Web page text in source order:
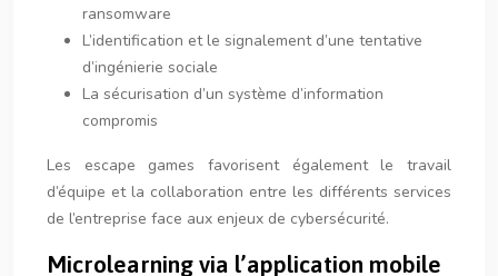
ransomware
L’identification et le signalement d’une tentative
d’ingénierie sociale
La sécurisation d’un système d’information
compromis
Les escape games favorisent également le travail
d’équipe et la collaboration entre les différents services
de l’entreprise face aux enjeux de cybersécurité.
Microlearning via l’application mobile